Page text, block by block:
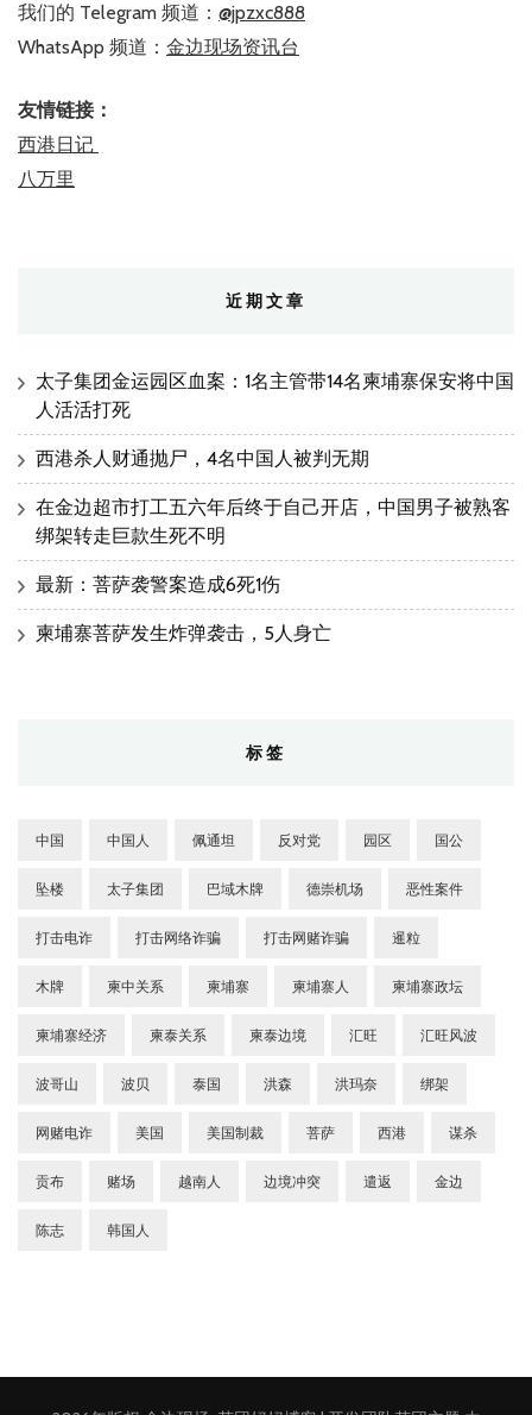
我们的 Telegram 频道： @jpzxc888
WhatsApp 频道： 金边现场资讯台
友情链接：
西港日记
八万里
近期文章
太子集团金运园区血案：1名主管带14名柬埔寨保安将中国
人活活打死
西港杀人财通抛尸，4名中国人被判无期
在金边超市打工五六年后终于自己开店，中国男子被熟客
绑架转走巨款生死不明
最新：菩萨袭警案造成6死1伤
柬埔寨菩萨发生炸弹袭击，5人身亡
标签
中国 中国人 佩通坦 反对党 园区 国公
坠楼 太子集团 巴域木牌 德崇机场 恶性案件
打击电诈 打击网络诈骗 打击网赌诈骗 暹粒
木牌 柬中关系 柬埔寨 柬埔寨人 柬埔寨政坛
柬埔寨经济 柬泰关系 柬泰边境 汇旺 汇旺风波
波哥山 波贝 泰国 洪森 洪玛奈 绑架
网赌电诈 美国 美国制裁 菩萨 西港 谋杀
贡布 赌场 越南人 边境冲突 遣返 金边
陈志 韩国人